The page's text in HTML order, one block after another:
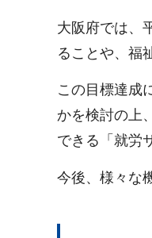
大阪府では、
ることや、福
この目標達成
かを検討の上
できる「就労
今後、様々な